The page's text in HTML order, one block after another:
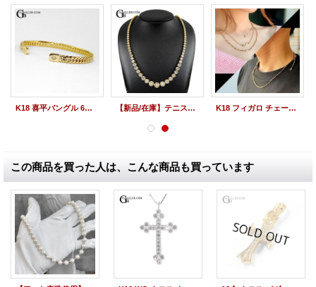
K18 喜平バングル 6面 ダイヤモンド イエローゴールド 【新品/在庫】テニスネックレス 50cm メンズ 18K 10ct ダイヤ K18YG ゴールド K18 フィガロ チェーン K18ゴールド 55cm 2.8mm/Figaro
この商品を買った人は、こんな商品も買っています